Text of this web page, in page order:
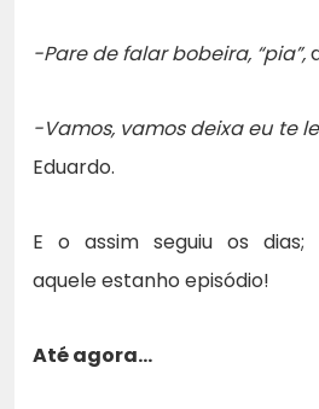
-Pare de falar bobeira, “pia”,
-Vamos, vamos deixa eu te
Eduardo.
E o assim seguiu os dias;
aquele estanho episódio!
Até agora…